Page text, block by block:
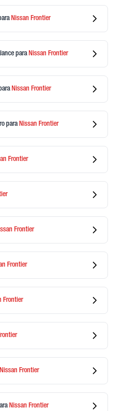
Nissan Frontier
para Nissan Frontier
Nissan Frontier
para Nissan Frontier
Frontier
Frontier
Frontier
Frontier
Nissan Frontier
Nissan Frontier